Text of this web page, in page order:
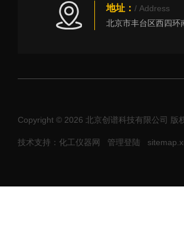
地址： / Address
Copyright © 2026 北京创谱科技有限公司
技术支持：化工仪器网 管理登陆